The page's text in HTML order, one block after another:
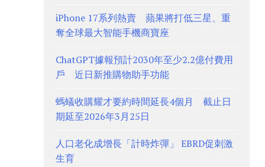
iPhone 17系列熱賣 蘋果將打低三星、重
奪全球最大智能手機商寶座
ChatGPT據報預計2030年至少2.2億付費用
戶 近日新推購物助手功能
螞蟻收購耀才要約時間延長4個月 截止日
期延至2026年3月25日
人口老化成增長「計時炸彈」 EBRD促刺激
生育